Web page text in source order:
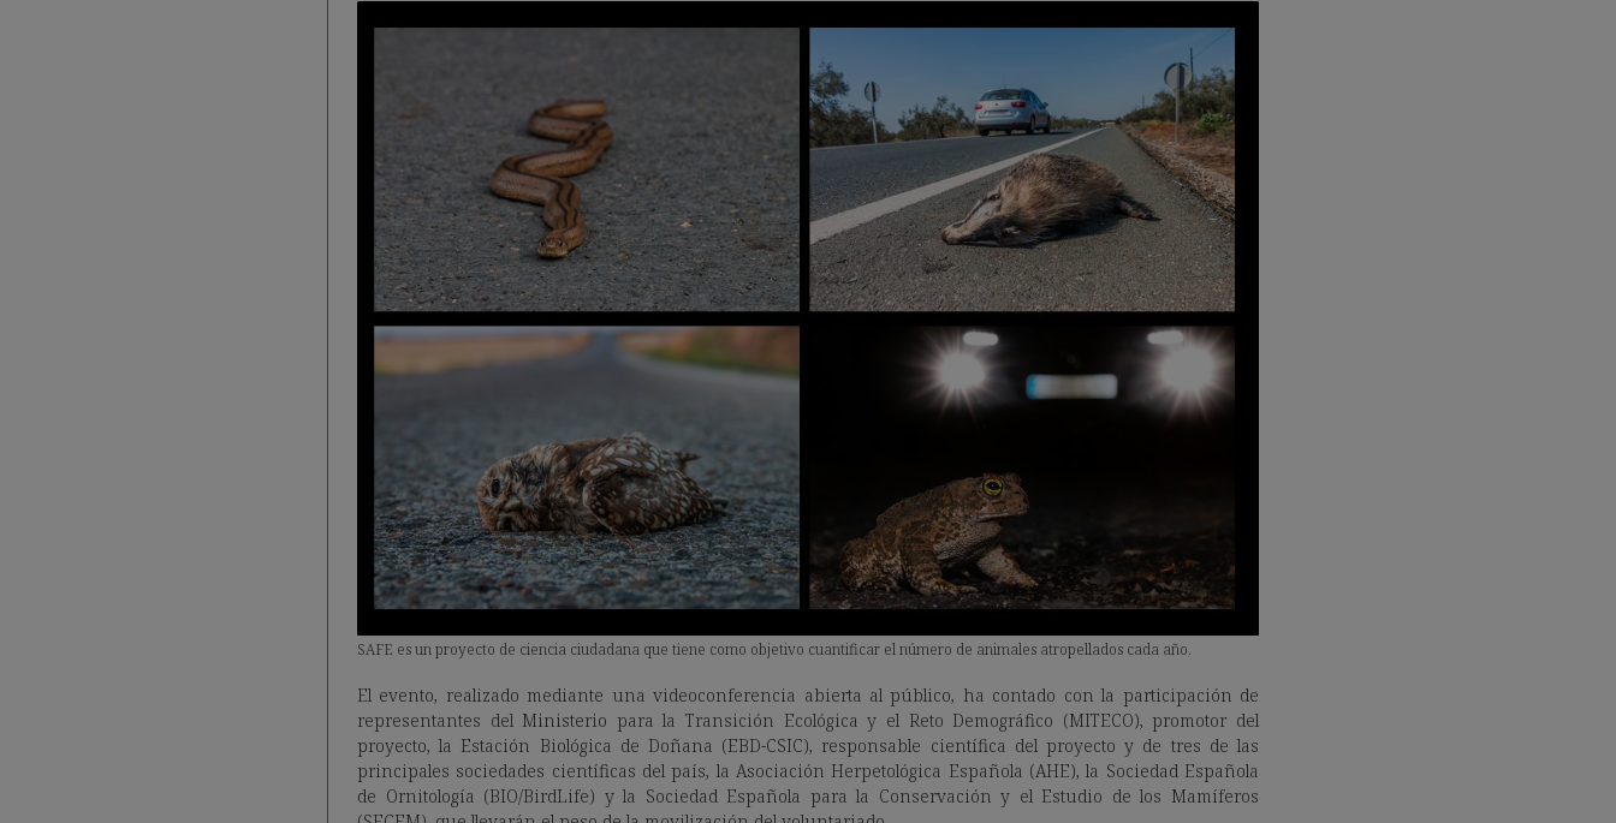
SAFE es un proyecto de ciencia ciudadana que tiene como objetivo cuantificar el número de animales atropellados cada año.
El evento, realizado mediante una videoconferencia abierta al público, ha contado con la participación de
representantes del Ministerio para la Transición Ecológica y el Reto Demográfico (MITECO), promotor del
proyecto, la Estación Biológica de Doñana (EBD-CSIC), responsable científica del proyecto y de tres de las
principales sociedades científicas del país, la Asociación Herpetológica Española (AHE), la Sociedad Española
de Ornitología (BIO/BirdLife) y la Sociedad Española para la Conservación y el Estudio de los Mamíferos